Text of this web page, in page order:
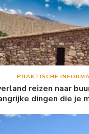
PRAKTISCHE
reizen naar
dingen die je